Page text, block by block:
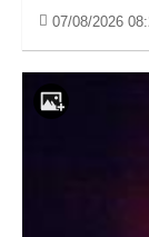
07/08/2026